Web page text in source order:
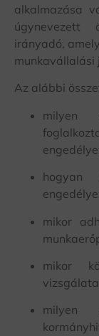
alkalmazása
úgynevezett
irányadó,
munkavállalási
Az alábbi
milyen
mikor
mikor
vizsgálata
milyen